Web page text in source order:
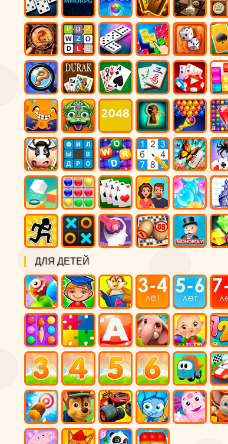
ДЛЯ ДЕТЕЙ